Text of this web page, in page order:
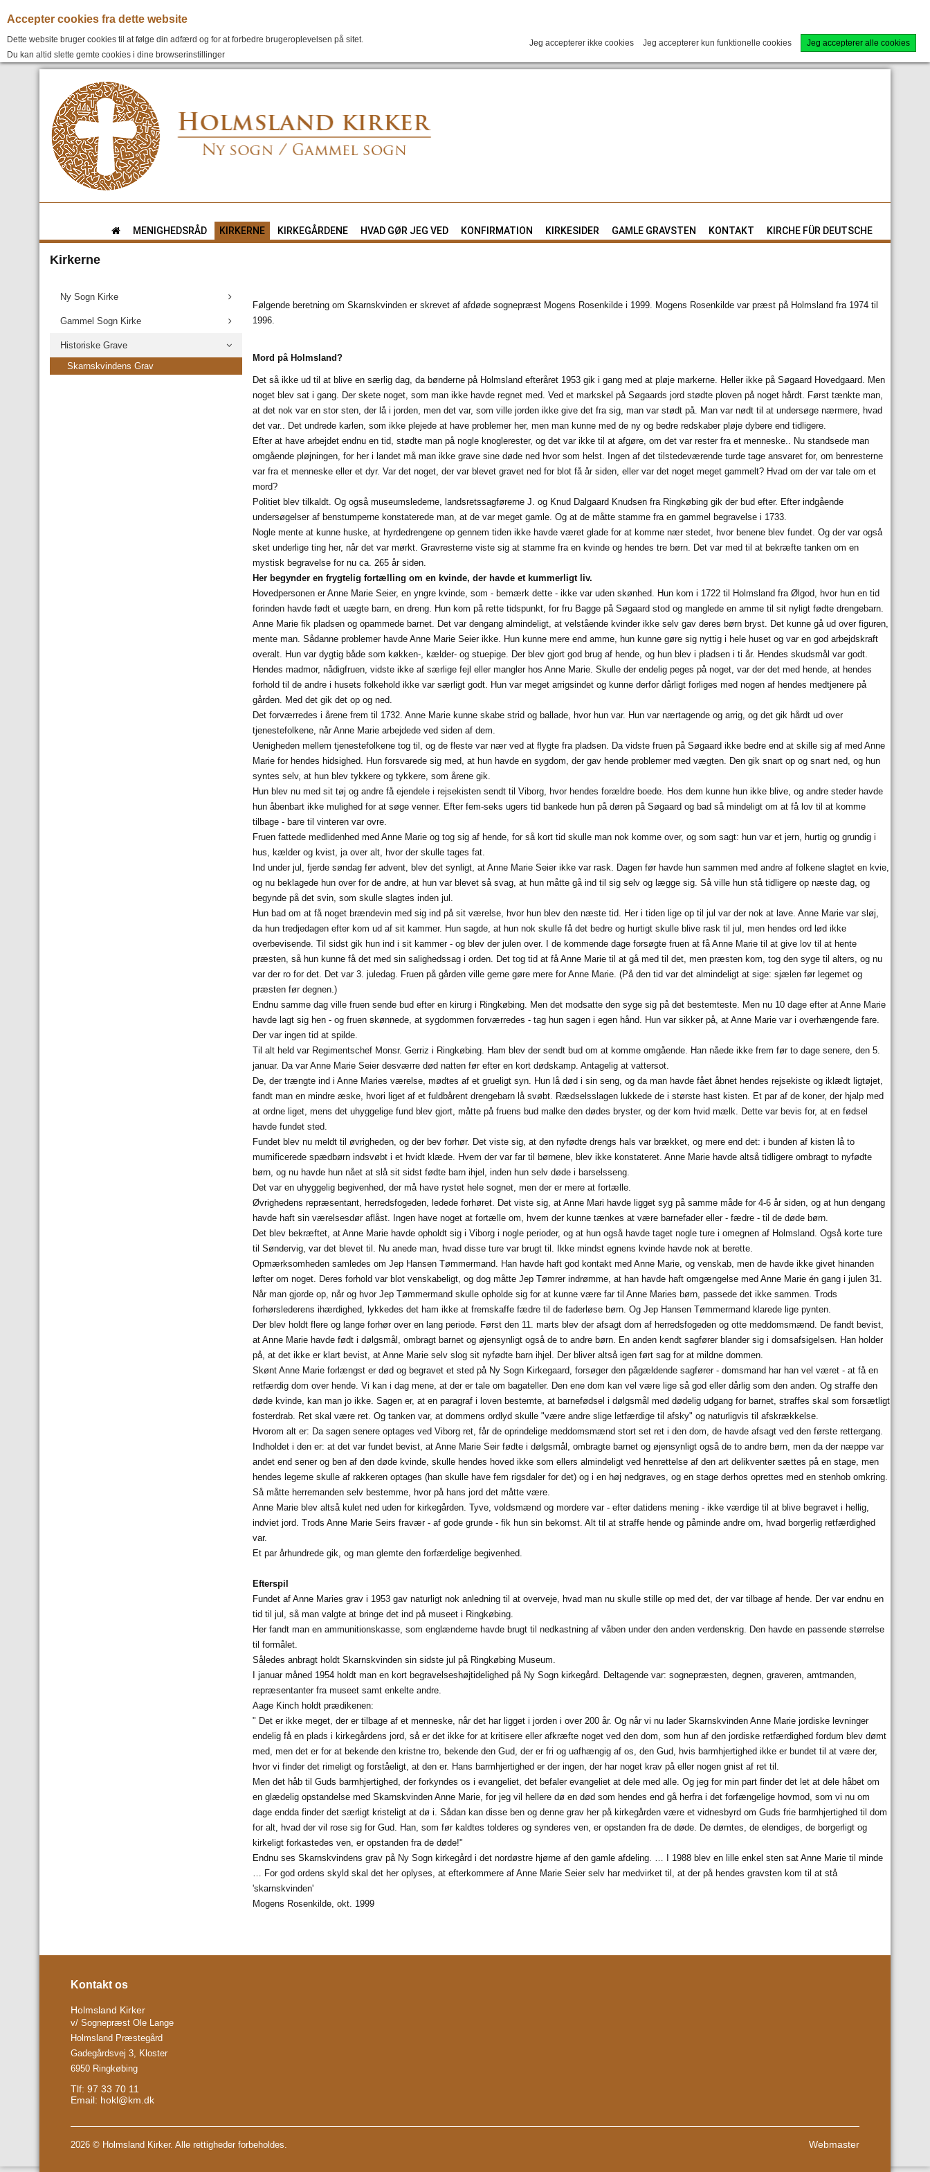
MENIGHEDSRÅD KIRKERNE KIRKEGÅRDENE HVAD GØR JEG VED KONFIRMATION KIRKESIDER GAMLE GRAVSTEN KONTAKT KIRCHE FÜR DEUTSCHE
Kirkerne
Ny Sogn Kirke
Gammel Sogn Kirke
Historiske Grave
Skarnskvindens Grav
Følgende beretning om Skarnskvinden er skrevet af afdøde sognepræst Mogens Rosenkilde i 1999. Mogens Rosenkilde var præst på Holmsland fra 1974 til
1996.
Mord på Holmsland?
Det så ikke ud til at blive en særlig dag, da bønderne på Holmsland efteråret 1953 gik i gang med at pløje markerne. Heller ikke på Søgaard Hovedgaard. Men
noget blev sat i gang. Der skete noget, som man ikke havde regnet med. Ved et markskel på Søgaards jord stødte ploven på noget hårdt. Først tænkte man,
at det nok var en stor sten, der lå i jorden, men det var, som ville jorden ikke give det fra sig, man var stødt på. Man var nødt til at undersøge nærmere, hvad
det var.. Det undrede karlen, som ikke plejede at have problemer her, men man kunne med de ny og bedre redskaber pløje dybere end tidligere.
Efter at have arbejdet endnu en tid, stødte man på nogle knoglerester, og det var ikke til at afgøre, om det var rester fra et menneske.. Nu standsede man
omgående pløjningen, for her i landet må man ikke grave sine døde ned hvor som helst. Ingen af det tilstedeværende turde tage ansvaret for, om benresterne
var fra et menneske eller et dyr. Var det noget, der var blevet gravet ned for blot få år siden, eller var det noget meget gammelt? Hvad om der var tale om et
mord?
Politiet blev tilkaldt. Og også museumslederne, landsretssagførerne J. og Knud Dalgaard Knudsen fra Ringkøbing gik der bud efter. Efter indgående
undersøgelser af benstumperne konstaterede man, at de var meget gamle. Og at de måtte stamme fra en gammel begravelse i 1733.
Nogle mente at kunne huske, at hyrdedrengene op gennem tiden ikke havde været glade for at komme nær stedet, hvor benene blev fundet. Og der var også
sket underlige ting her, når det var mørkt. Gravresterne viste sig at stamme fra en kvinde og hendes tre børn. Det var med til at bekræfte tanken om en
mystisk begravelse for nu ca. 265 år siden.
Her begynder en frygtelig fortælling om en kvinde, der havde et kummerligt liv.
Hovedpersonen er Anne Marie Seier, en yngre kvinde, som - bemærk dette - ikke var uden skønhed. Hun kom i 1722 til Holmsland fra Ølgod, hvor hun en tid
forinden havde født et uægte barn, en dreng. Hun kom på rette tidspunkt, for fru Bagge på Søgaard stod og manglede en amme til sit nyligt fødte drengebarn.
Anne Marie fik pladsen og opammede barnet. Det var dengang almindeligt, at velstående kvinder ikke selv gav deres børn bryst. Det kunne gå ud over figuren,
mente man. Sådanne problemer havde Anne Marie Seier ikke. Hun kunne mere end amme, hun kunne gøre sig nyttig i hele huset og var en god arbejdskraft
overalt. Hun var dygtig både som køkken-, kælder- og stuepige. Der blev gjort god brug af hende, og hun blev i pladsen i ti år. Hendes skudsmål var godt.
Hendes madmor, nådigfruen, vidste ikke af særlige fejl eller mangler hos Anne Marie. Skulle der endelig peges på noget, var der det med hende, at hendes
forhold til de andre i husets folkehold ikke var særligt godt. Hun var meget arrigsindet og kunne derfor dårligt forliges med nogen af hendes medtjenere på
gården. Med det gik det op og ned.
Det forværredes i årene frem til 1732. Anne Marie kunne skabe strid og ballade, hvor hun var. Hun var nærtagende og arrig, og det gik hårdt ud over
tjenestefolkene, når Anne Marie arbejdede ved siden af dem.
Uenigheden mellem tjenestefolkene tog til, og de fleste var nær ved at flygte fra pladsen. Da vidste fruen på Søgaard ikke bedre end at skille sig af med Anne
Marie for hendes hidsighed. Hun forsvarede sig med, at hun havde en sygdom, der gav hende problemer med vægten. Den gik snart op og snart ned, og hun
syntes selv, at hun blev tykkere og tykkere, som årene gik.
Hun blev nu med sit tøj og andre få ejendele i rejsekisten sendt til Viborg, hvor hendes forældre boede. Hos dem kunne hun ikke blive, og andre steder havde
hun åbenbart ikke mulighed for at søge venner. Efter fem-seks ugers tid bankede hun på døren på Søgaard og bad så mindeligt om at få lov til at komme
tilbage - bare til vinteren var ovre.
Fruen fattede medlidenhed med Anne Marie og tog sig af hende, for så kort tid skulle man nok komme over, og som sagt: hun var et jern, hurtig og grundig i
hus, kælder og kvist, ja over alt, hvor der skulle tages fat.
Ind under jul, fjerde søndag før advent, blev det synligt, at Anne Marie Seier ikke var rask. Dagen før havde hun sammen med andre af folkene slagtet en kvie,
og nu beklagede hun over for de andre, at hun var blevet så svag, at hun måtte gå ind til sig selv og lægge sig. Så ville hun stå tidligere op næste dag, og
begynde på det svin, som skulle slagtes inden jul.
Hun bad om at få noget brændevin med sig ind på sit værelse, hvor hun blev den næste tid. Her i tiden lige op til jul var der nok at lave. Anne Marie var sløj,
da hun tredjedagen efter kom ud af sit kammer. Hun sagde, at hun nok skulle få det bedre og hurtigt skulle blive rask til jul, men hendes ord lød ikke
overbevisende. Til sidst gik hun ind i sit kammer - og blev der julen over. I de kommende dage forsøgte fruen at få Anne Marie til at give lov til at hente
præsten, så hun kunne få det med sin salighedssag i orden. Det tog tid at få Anne Marie til at gå med til det, men præsten kom, tog den syge til alters, og nu
var der ro for det. Det var 3. juledag. Fruen på gården ville gerne gøre mere for Anne Marie. (På den tid var det almindeligt at sige: sjælen før legemet og
præsten før degnen.)
Endnu samme dag ville fruen sende bud efter en kirurg i Ringkøbing. Men det modsatte den syge sig på det bestemteste. Men nu 10 dage efter at Anne Marie
havde lagt sig hen - og fruen skønnede, at sygdommen forværredes - tag hun sagen i egen hånd. Hun var sikker på, at Anne Marie var i overhængende fare.
Der var ingen tid at spilde.
Til alt held var Regimentschef Monsr. Gerriz i Ringkøbing. Ham blev der sendt bud om at komme omgående. Han nåede ikke frem før to dage senere, den 5.
januar. Da var Anne Marie Seier desværre død natten før efter en kort dødskamp. Antagelig at vattersot.
De, der trængte ind i Anne Maries værelse, mødtes af et grueligt syn. Hun lå død i sin seng, og da man havde fået åbnet hendes rejsekiste og iklædt ligtøjet,
fandt man en mindre æske, hvori liget af et fuldbårent drengebarn lå svøbt. Rædselsslagen lukkede de i største hast kisten. Et par af de koner, der hjalp med
at ordne liget, mens det uhyggelige fund blev gjort, måtte på fruens bud malke den dødes bryster, og der kom hvid mælk. Dette var bevis for, at en fødsel
havde fundet sted.
Fundet blev nu meldt til øvrigheden, og der bev forhør. Det viste sig, at den nyfødte drengs hals var brækket, og mere end det: i bunden af kisten lå to
mumificerede spædbørn indsvøbt i et hvidt klæde. Hvem der var far til børnene, blev ikke konstateret. Anne Marie havde altså tidligere ombragt to nyfødte
børn, og nu havde hun nået at slå sit sidst fødte barn ihjel, inden hun selv døde i barselsseng.
Det var en uhyggelig begivenhed, der må have rystet hele sognet, men der er mere at fortælle.
Øvrighedens repræsentant, herredsfogeden, ledede forhøret. Det viste sig, at Anne Mari havde ligget syg på samme måde for 4-6 år siden, og at hun dengang
havde haft sin værelsesdør aflåst. Ingen have noget at fortælle om, hvem der kunne tænkes at være barnefader eller - fædre - til de døde børn.
Det blev bekræftet, at Anne Marie havde opholdt sig i Viborg i nogle perioder, og at hun også havde taget nogle ture i omegnen af Holmsland. Også korte ture
til Søndervig, var det blevet til. Nu anede man, hvad disse ture var brugt til. Ikke mindst egnens kvinde havde nok at berette.
Opmærksomheden samledes om Jep Hansen Tømmermand. Han havde haft god kontakt med Anne Marie, og venskab, men de havde ikke givet hinanden
løfter om noget. Deres forhold var blot venskabeligt, og dog måtte Jep Tømrer indrømme, at han havde haft omgængelse med Anne Marie én gang i julen 31.
Når man gjorde op, når og hvor Jep Tømmermand skulle opholde sig for at kunne være far til Anne Maries børn, passede det ikke sammen. Trods
forhørslederens ihærdighed, lykkedes det ham ikke at fremskaffe fædre til de faderløse børn. Og Jep Hansen Tømmermand klarede lige pynten.
Der blev holdt flere og lange forhør over en lang periode. Først den 11. marts blev der afsagt dom af herredsfogeden og otte meddomsmænd. De fandt bevist,
at Anne Marie havde født i dølgsmål, ombragt barnet og øjensynligt også de to andre børn. En anden kendt sagfører blander sig i domsafsigelsen. Han holder
på, at det ikke er klart bevist, at Anne Marie selv slog sit nyfødte barn ihjel. Der bliver altså igen ført sag for at mildne dommen.
Skønt Anne Marie forlængst er død og begravet et sted på Ny Sogn Kirkegaard, forsøger den pågældende sagfører - domsmand har han vel været - at få en
retfærdig dom over hende. Vi kan i dag mene, at der er tale om bagateller. Den ene dom kan vel være lige så god eller dårlig som den anden. Og straffe den
døde kvinde, kan man jo ikke. Sagen er, at en paragraf i loven bestemte, at barnefødsel i dølgsmål med dødelig udgang for barnet, straffes skal som forsætligt
fosterdrab. Ret skal være ret. Og tanken var, at dommens ordlyd skulle "være andre slige letfærdige til afsky" og naturligvis til afskrækkelse.
Hvorom alt er: Da sagen senere optages ved Viborg ret, får de oprindelige meddomsmænd stort set ret i den dom, de havde afsagt ved den første rettergang.
Indholdet i den er: at det var fundet bevist, at Anne Marie Seir fødte i dølgsmål, ombragte barnet og øjensynligt også de to andre børn, men da der næppe var
andet end sener og ben af den døde kvinde, skulle hendes hoved ikke som ellers almindeligt ved henrettelse af den art delikventer sættes på en stage, men
hendes legeme skulle af rakkeren optages (han skulle have fem rigsdaler for det) og i en høj nedgraves, og en stage derhos oprettes med en stenhob omkring.
Så måtte herremanden selv bestemme, hvor på hans jord det måtte være.
Anne Marie blev altså kulet ned uden for kirkegården. Tyve, voldsmænd og mordere var - efter datidens mening - ikke værdige til at blive begravet i hellig,
indviet jord. Trods Anne Marie Seirs fravær - af gode grunde - fik hun sin bekomst. Alt til at straffe hende og påminde andre om, hvad borgerlig retfærdighed
var.
Et par århundrede gik, og man glemte den forfærdelige begivenhed.
Efterspil
Fundet af Anne Maries grav i 1953 gav naturligt nok anledning til at overveje, hvad man nu skulle stille op med det, der var tilbage af hende. Der var endnu en
tid til jul, så man valgte at bringe det ind på museet i Ringkøbing.
Her fandt man en ammunitionskasse, som englænderne havde brugt til nedkastning af våben under den anden verdenskrig. Den havde en passende størrelse
til formålet.
Således anbragt holdt Skarnskvinden sin sidste jul på Ringkøbing Museum.
I januar måned 1954 holdt man en kort begravelseshøjtidelighed på Ny Sogn kirkegård. Deltagende var: sognepræsten, degnen, graveren, amtmanden,
repræsentanter fra museet samt enkelte andre.
Aage Kinch holdt prædikenen:
" Det er ikke meget, der er tilbage af et menneske, når det har ligget i jorden i over 200 år. Og når vi nu lader Skarnskvinden Anne Marie jordiske levninger
endelig få en plads i kirkegårdens jord, så er det ikke for at kritisere eller afkræfte noget ved den dom, som hun af den jordiske retfærdighed fordum blev dømt
med, men det er for at bekende den kristne tro, bekende den Gud, der er fri og uafhængig af os, den Gud, hvis barmhjertighed ikke er bundet til at være der,
hvor vi finder det rimeligt og forståeligt, at den er. Hans barmhjertighed er der ingen, der har noget krav på eller nogen gnist af ret til.
Men det håb til Guds barmhjertighed, der forkyndes os i evangeliet, det befaler evangeliet at dele med alle. Og jeg for min part finder det let at dele håbet om
en glædelig opstandelse med Skarnskvinden Anne Marie, for jeg vil hellere dø en død som hendes end gå herfra i det forfængelige hovmod, som vi nu om
dage endda finder det særligt kristeligt at dø i. Sådan kan disse ben og denne grav her på kirkegården være et vidnesbyrd om Guds frie barmhjertighed til dom
for alt, hvad der vil rose sig for Gud. Han, som før kaldtes tolderes og synderes ven, er opstanden fra de døde. De dømtes, de elendiges, de borgerligt og
kirkeligt forkastedes ven, er opstanden fra de døde!"
Endnu ses Skarnskvindens grav på Ny Sogn kirkegård i det nordøstre hjørne af den gamle afdeling. … I 1988 blev en lille enkel sten sat Anne Marie til minde
… For god ordens skyld skal det her oplyses, at efterkommere af Anne Marie Seier selv har medvirket til, at der på hendes gravsten kom til at stå
'skarnskvinden'
Mogens Rosenkilde, okt. 1999
Kontakt os
Holmsland Kirker
v/ Sognepræst Ole Lange
Holmsland Præstegård
Gadegårdsvej 3, Kloster
6950 Ringkøbing
Tlf: 97 33 70 11
Email: hokl@km.dk
2026 © Holmsland Kirker. Alle rettigheder forbeholdes. Webmaster
Accepter cookies fra dette website
Dette website bruger cookies til at følge din adfærd og for at forbedre brugeroplevelsen på sitet.
Du kan altid slette gemte cookies i dine browserinstillinger
Jeg accepterer ikke cookies Jeg accepterer kun funktionelle cookies Jeg accepterer alle cookies